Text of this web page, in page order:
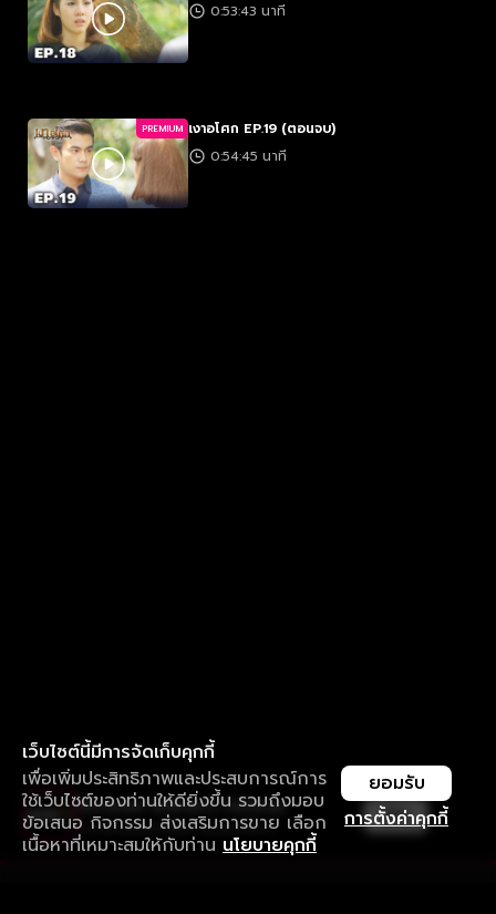
0:53:43 นาที
PREMIUM เงาอโศก EP.19 (ตอนจบ)
0:54:45 นาที
เว็บไซต์นี้มีการจัดเก็บคุกกี้
เพื่อเพิ่มประสิทธิภาพและประสบการณ์การ
ใช้เว็บไซต์ของท่านให้ดียิ่งขึ้น รวมถึงมอบ
ข้อเสนอ กิจกรรม ส่งเสริมการขาย เลือก
เนื้อหาที่เหมาะสมให้กับท่าน นโยบายคุกกี้
การตั้งค่าคุกกี้
ยอมรับ
ใช้งานแอป ลื่นไหลกว่า ไม่มีสะดุด
ดาวน์โหลดแอปเพื่อการรับชมที่ดีกว่า เปิด